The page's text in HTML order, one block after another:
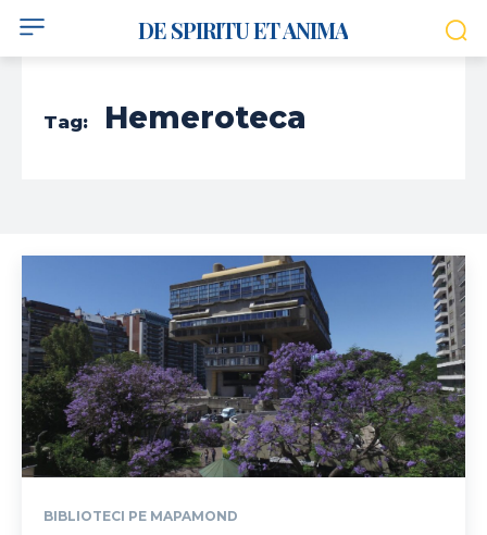
DE SPIRITU ET ANIMA
Tag: Hemeroteca
BIBLIOTECI PE MAPAMOND